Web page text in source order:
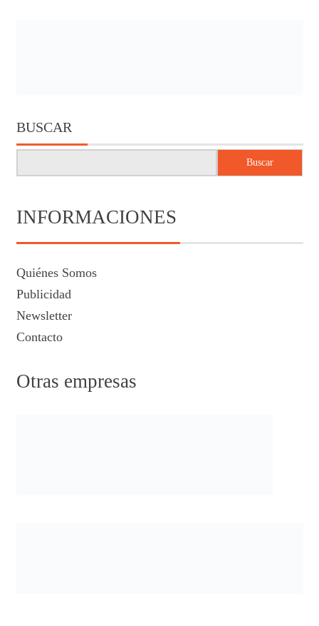
BUSCAR
Buscar
INFORMACIONES
Quiénes Somos
Publicidad
Newsletter
Contacto
Otras empresas